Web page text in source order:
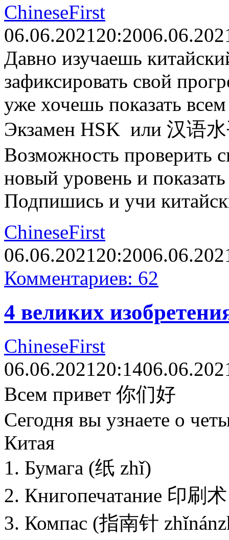
ChineseFirst
06.06.202120:20
Давно изучаешь
зафиксировать свой
уже хочешь показать
Экзамен HSK или 汉语
Возможность проверить
новый уровень и
Подпишись и учи
ChineseFirst
06.06.202120:20
Комментариев: 62
4 великих
ChineseFirst
06.06.202120:14
Всем привет 你们好
Сегодня вы узнаете о
Китая
1. Бумага (纸 zhǐ)
2. Книгопечатание 印刷
3. Компас (指南针